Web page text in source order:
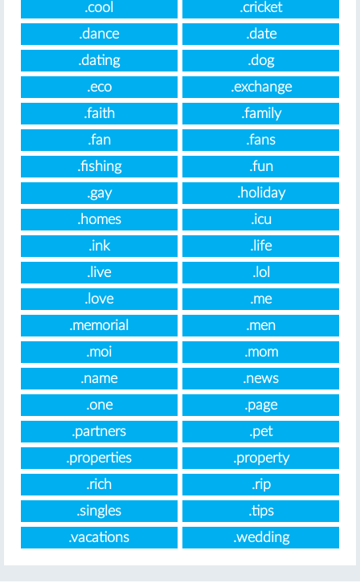
.cool
.cricket
.dance
.date
.dating
.dog
.eco
.exchange
.faith
.family
.fan
.fans
.fishing
.fun
.gay
.holiday
.homes
.icu
.ink
.life
.live
.lol
.love
.me
.memorial
.men
.moi
.mom
.name
.news
.one
.page
.partners
.pet
.properties
.property
.rich
.rip
.singles
.tips
.vacations
.wedding